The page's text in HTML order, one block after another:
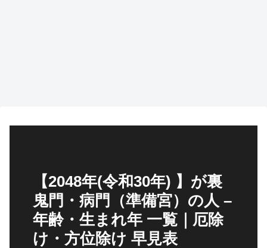
【2048年(令和30年) 】が裏
鬼門・病門（準備宮）の人 –
年齢・生まれ年 一覧｜厄除
け・方位除け 早見表